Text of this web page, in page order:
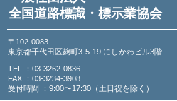
全国道路標識・標示業協会
〒102-0083
東京都千代田区麹町3-5-19 にしかわビル3階
TEL ：03-3262-0836
FAX ：03-3234-3908
受付時間 ：9:00〜17:30（土日祝を除く）